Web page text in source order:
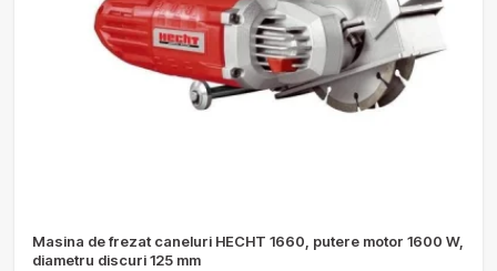
Masina de frezat caneluri HECHT 1660, putere motor 1600 W,
diametru discuri 125 mm